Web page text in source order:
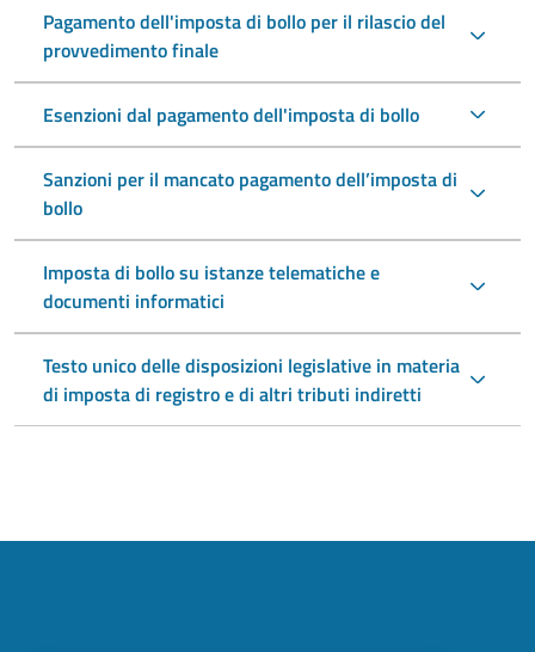
Pagamento dell'imposta di bollo per il rilascio del
provvedimento finale
Esenzioni dal pagamento dell'imposta di bollo
Sanzioni per il mancato pagamento dell’imposta di
bollo
Imposta di bollo su istanze telematiche e
documenti informatici
Testo unico delle disposizioni legislative in materia
di imposta di registro e di altri tributi indiretti